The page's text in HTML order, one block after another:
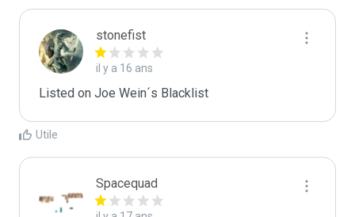
stonefist
il y a 16 ans
Listed on Joe Wein´s Blacklist
Utile
Spacequad